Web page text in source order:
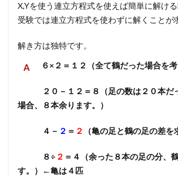
X,Yを使う連立方程式を使えば簡単に解け
受験では連立方程式を使わずに解くことが
解き方は独特です。
６×２＝１２（全て鶴だった場合を考
２０－１２＝８（足の数は２０本だ
場合、８本余ります。）
４－ ２ ＝ ２ （亀の足と鶴の足の差を
８÷ ２ ＝４（余った８本の足の分、
す。）←亀は４匹